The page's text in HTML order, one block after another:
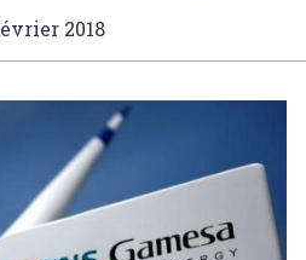
2018